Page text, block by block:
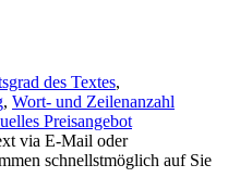
des Textes,
, Wort- und Zeilenanzahl
Preisangebot
via E-Mail oder
schnellstmöglich auf Sie